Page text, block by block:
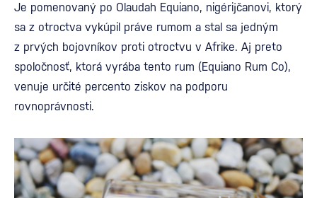
Je pomenovaný po Olaudah Equiano, nigérijčanovi, ktorý
sa z otroctva vykúpil práve rumom a stal sa jedným
z prvých bojovníkov proti otroctvu v Afrike. Aj preto
spoločnosť, ktorá vyrába tento rum (Equiano Rum Co),
venuje určité percento ziskov na podporu
rovnoprávnosti.